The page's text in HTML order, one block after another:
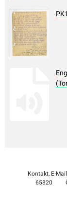
Kontakt, E-
65820